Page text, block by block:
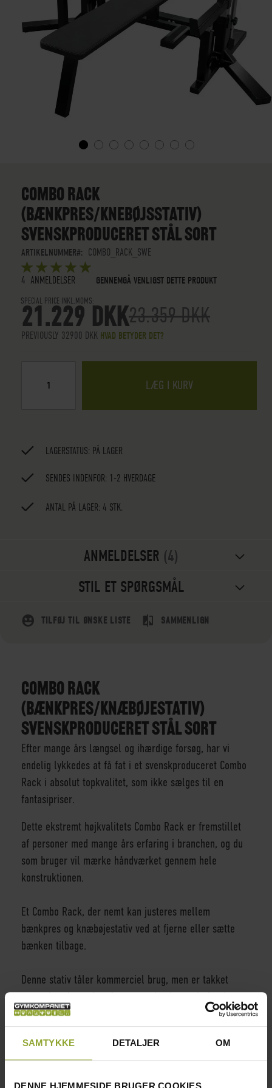
SAMTYKKE DETALJER OM
DENNE HJEMMESIDE BRUGER COOKIES
BILLEDGALLERIET
COMBO RACK
(BÆNKPRES/KNEBØJSSTATIV)
SVENSKPRODUCERET STÅL SORT
ARTIKELNUMMER
COMBO_RACK_SWE
BEDØMMELSE:
5OUT OF5
STARS
4 ANMELDELSER GENNEMGÅ VENLIGST DETTE PRODUKT
SPECIAL PRICE INKL.MOMS
21.229 DKK23.359 DKK
PREVIOUSLY 32900 DKK HVAD BETYDER DET?
LÆG I KURV
LAGERSTATUS: PÅ LAGER
SENDES INDENFOR: 1-2 HVERDAGE
ANTAL PÅ LAGER: 4 STK.
ANMELDELSER 4
STIL ET SPØRGSMÅL
TILFØJ TIL ØNSKE LISTE SAMMENLIGN
COMBO RACK
(BÆNKPRES/KNÆBØJESTATIV)
SVENSKPRODUCERET STÅL SORT
Efter mange års længsel og ihærdige forsøg, har vi
endelig lykkedes at få fat i et svenskproduceret Combo
Rack i absolut topkvalitet, som ikke sælges til en
fantasipriser.
Dette ekstremt højkvalitets Combo Rack er fremstillet
af personer med mange års erfaring i branchen, og du
som bruger vil mærke håndværket gennem hele
konstruktionen.
Et Combo Rack, der nemt kan justeres mellem
bænkpres og knæbøjestativ ved at fjerne eller sætte
bænken tilbage.
Denne stativ tåler kommerciel brug, men er takket
være sin pris også et fremragende alternativ for den
virkelig seriøse hjemmebruger, der ønsker et stativ, der
kan holde til at blive brugt i hele træningskarrieren.